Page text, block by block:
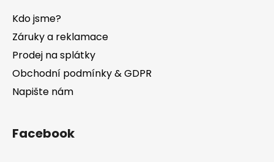
Kdo jsme?
Záruky a reklamace
Prodej na splátky
Obchodní podmínky & GDPR
Napište nám
Facebook